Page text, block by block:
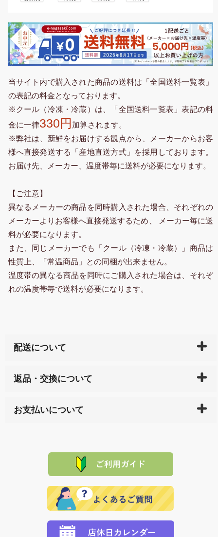
当サイト内で購入された商品の送料は「全国送料一覧表」
の表記の料金となっております。
※クール（冷凍・冷蔵）は、「全国送料一覧表」表記の料
金に一律330円 加算されます。
※弊社は、新鮮をお届けする観点から、メーカーからお客
様へ直接発送する「産地直送方式」を採用しております。
お届け先、メーカー、温度帯毎に送料が必要になります。
【ご注意】
異なるメーカーの商品を同時購入された場合、それぞれの
メーカーよりお客様へ直接発送するため、 メーカー毎に送
料が必要になります。
また、同じメーカーでも「クール（冷凍・冷蔵）」商品は
性質上、「常温商品」との同梱が出来ません。
温度帯の異なる商品を同時にご購入された場合は、それぞ
れの温度帯毎で送料が必要になります。
配送について
天ペイ」の方はご注文受付後）、 長崎県下全域に点在
サイト内で購入された商品の送料は、こちらの
全国送
れの生産メーカーからお客様の元へ直送いたしますの
で、 それぞれ個別に送料が必要になります。
返品・交換について
または配送途中の 事故などで不都合が生じている場合
品代金を返金いたします。）
その際は誠に申し訳ありませんが、当協会までご注文
願いいたします。
お支払いについて
た場合、お客様からの ご入金を確認した後で、商品を
※「クレジットカード」「PayPay」「楽天ペイ」を指
定された場合は、準備出来次第の便にてお送りいたし
ます。 （到着日指定をされている場合は、ご指定の日
程に合わせてお届けいたします。）